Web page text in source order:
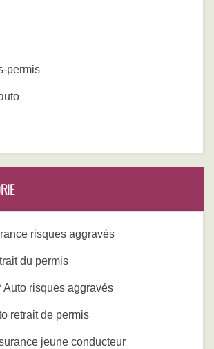
permis
risques aggravés
du permis
risques aggravés
retrait de permis
jeune conducteur